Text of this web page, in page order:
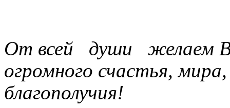
От всей души желаем
огромного счастья,
благополучия!